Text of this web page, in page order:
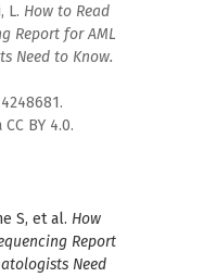
L. How to Read
Report for AML
Need to Know.
BY 4.0.
S, et al. How
Report
Need